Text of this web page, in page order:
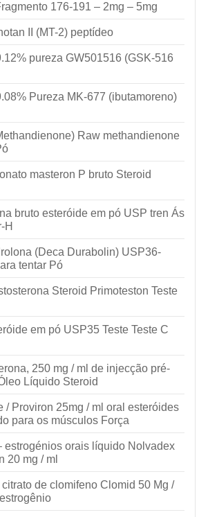
176-191 – 2mg – 5mg
II (MT-2) peptídeo
pureza GW501516 (GSK-516
Pureza MK-677 (ibutamoreno)
Raw methandienone
masteron P bruto Steroid
bruto esteróide em pó USP tren Ás
H
(Deca Durabolin) USP36-
tentar Pó
Steroid Primoteston Teste
em pó USP35 Teste Teste C
250 mg / ml de injecção pré-
Líquido Steroid
/ Proviron 25mg / ml oral esteróides
para os músculos Força
estrogénios orais líquido Nolvadex
20 mg / ml
de clomifeno Clomid 50 Mg /